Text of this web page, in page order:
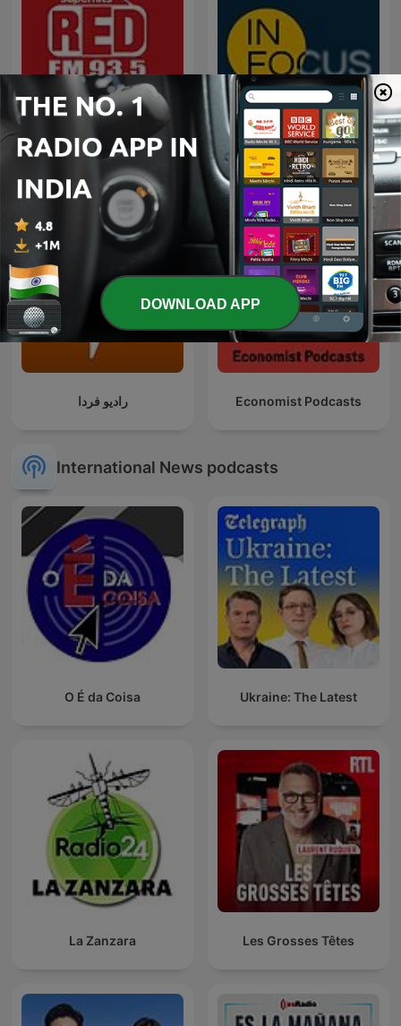
Red FM Coronavirus -
#CareKaroNa
In Focus by The Hindu
رادیو فردا Economist Podcasts
International News podcasts
O É da Coisa Ukraine: The Latest
La Zanzara Les Grosses Têtes
DOWNLOAD APP